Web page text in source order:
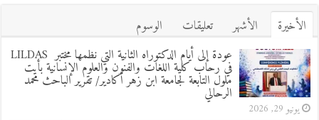
الأخيرة الأشهر تعليقات
الوسوم
عودة إلى أيام الدكتوراه الثانية التي نظمها مختبر LILDAS
في رحاب كلية اللغات والفنون والعلوم الإنسانية بأيت
ملول التابعة لجامعة ابن زهر أكادير/ تقرير الباحث محمد
الرحالي
يونيو 29, 2026